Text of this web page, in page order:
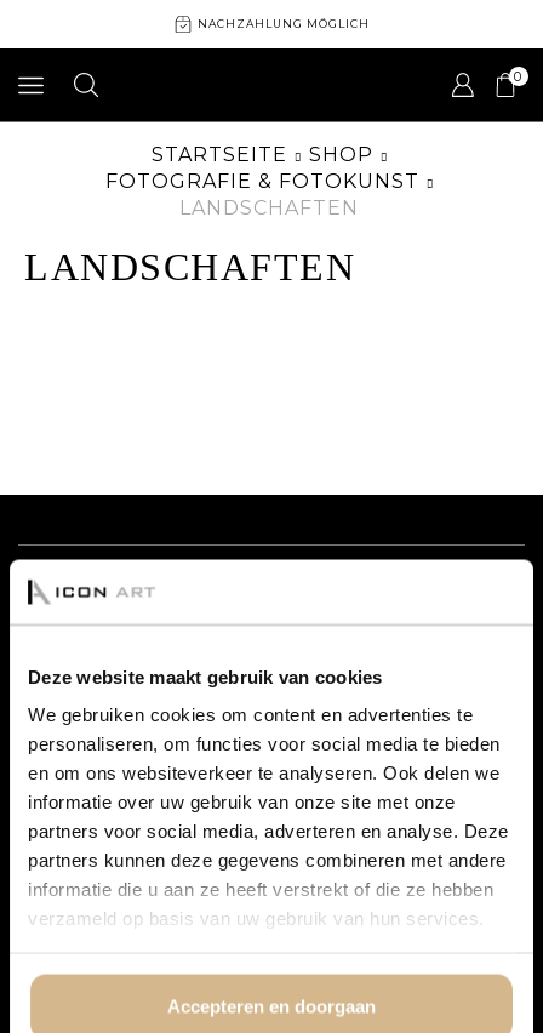
Deze website maakt gebruik van cookies
We gebruiken cookies om content en advertenties te
personaliseren, om functies voor social media te bieden
en om ons websiteverkeer te analyseren. Ook delen we
informatie over uw gebruik van onze site met onze
partners voor social media, adverteren en analyse. Deze
partners kunnen deze gegevens combineren met andere
informatie die u aan ze heeft verstrekt of die ze hebben
verzameld op basis van uw gebruik van hun services.
Accepteren en doorgaan
NACHZAHLUNG MÖGLICH
0
STARTSEITE
SHOP
FOTOGRAFIE & FOTOKUNST
LANDSCHAFTEN
LANDSCHAFTEN
KUNDENBETREUUNG
BESTELLVORGANG &
LIEFERZEIT
VERSAND & RÜCKGABE
DATENSCHUTZBESTIMMUNGEN
ALLGEMEINE BEDINGUNGEN
UND KONDITIONEN